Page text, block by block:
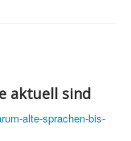
aktuell sind
alte-sprachen-bis-